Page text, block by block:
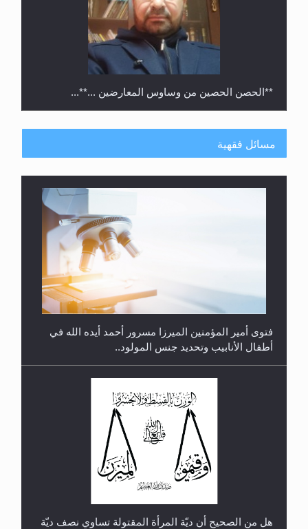
**الحصن الحصين من وساوس المعارضين ...**...
رأيٌ في لغة المسيح الموعود عليه السلام.. 4...
مسائل فقهية
فتوى أمير المؤمنين الميرزا مسرور أحمد أيده الله في
أطفال الأنابيب وتحديد جنس المولود..
هل من الصحيح أن ديّة المرأة المقتولة تساوي نصف ديّة